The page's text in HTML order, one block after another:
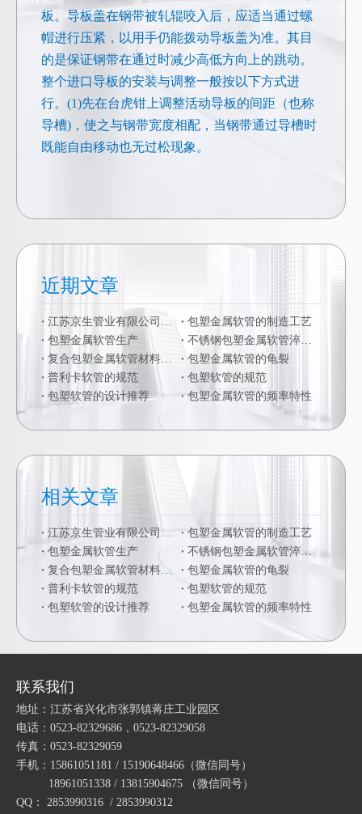
板。导板盖在钢带被轧辊咬入后，应适当通过螺
帽进行压紧，以用手仍能拨动导板盖为准。其目
的是保证钢带在通过时减少高低方向上的跳动。
整个进口导板的安装与调整一般按以下方式进
行。(1)先在台虎钳上调整活动导板的间距（也称
导槽)，使之与钢带宽度相配，当钢带通过导槽时
既能自由移动也无过松现象。
近期文章
江苏京生管业有限公司危险废物管理制度公司
包塑金属软管的制造工艺
包塑金属软管生产
不锈钢包塑金属软管淬火硬化
复合包塑金属软管材料的二次加工
包塑金属软管的龟裂
普利卡软管的规范
包塑软管的规范
包塑软管的设计推荐
包塑金属软管的频率特性
相关文章
江苏京生管业有限公司危险废物管理制度公司
包塑金属软管的制造工艺
包塑金属软管生产
不锈钢包塑金属软管淬火硬化
复合包塑金属软管材料的二次加工
包塑金属软管的龟裂
普利卡软管的规范
包塑软管的规范
包塑软管的设计推荐
包塑金属软管的频率特性
联系我们
地址：江苏省兴化市张郭镇蒋庄工业园区
电话：0523-82329686，0523-82329058
传真：0523-82329059
手机：15861051181 / 15190648466 （微信同号）
18961051338 / 13815904675
（微信同号）
QQ： 2853990316 / 2853990312